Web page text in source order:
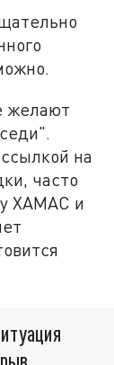
желают
на
часто
ХАМАС и